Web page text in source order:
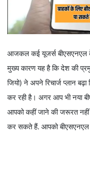
आजकल कई यूजर्स बीएसएनएल
मुख्य कारण यह है कि देश की
जियो) ने अपने रिचार्ज प्लान
कर रही है। अगर आप भी नया
आपको कहीं जाने की जरूरत
कर सकते हैं. आपको